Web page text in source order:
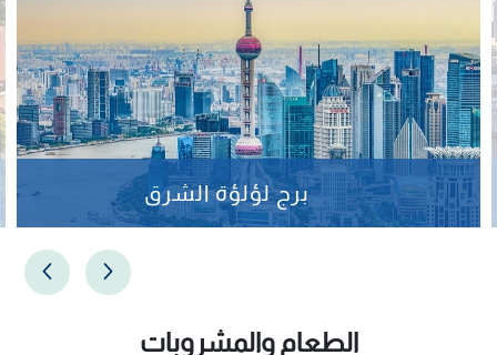
برج لؤلؤة الشرق
الطعام والمشروبات